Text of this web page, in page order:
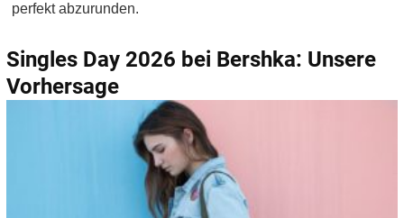
perfekt abzurunden.
Singles Day 2026 bei Bershka: Unsere
Vorhersage